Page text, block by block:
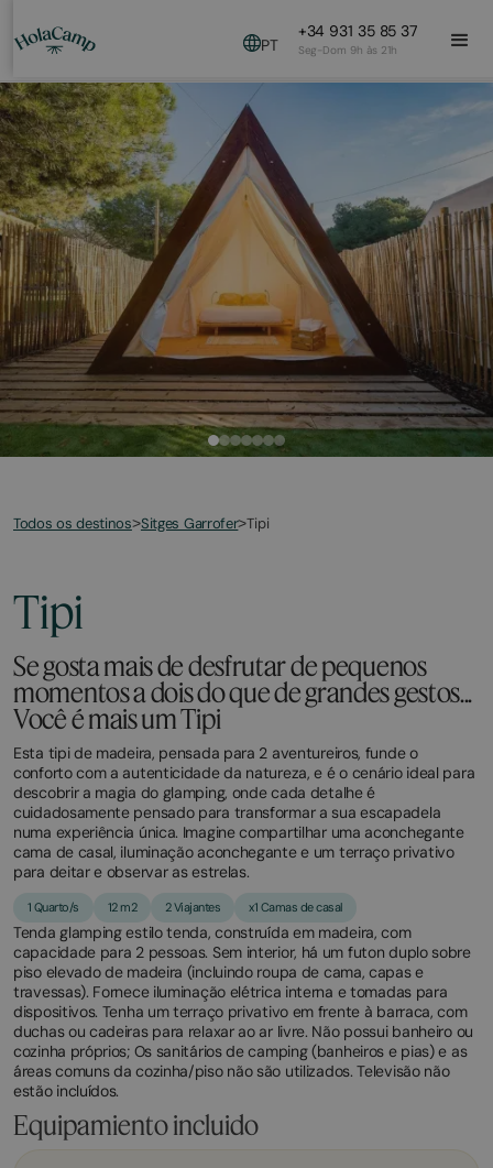
PT
+34 931 35 85 37
Seg-Dom 9h às 21h
Todos os destinos>Sitges Garrofer>Tipi
Tipi
Se gosta mais de desfrutar de pequenos
momentos a dois do que de grandes gestos...
Você é mais um Tipi
Esta tipi de madeira, pensada para 2 aventureiros, funde o
conforto com a autenticidade da natureza, e é o cenário ideal para
descobrir a magia do glamping, onde cada detalhe é
cuidadosamente pensado para transformar a sua escapadela
numa experiência única. Imagine compartilhar uma aconchegante
cama de casal, iluminação aconchegante e um terraço privativo
para deitar e observar as estrelas.
1 Quarto/s 12 m2 2 Viajantes x1 Camas de casal
Tenda glamping estilo tenda, construída em madeira, com
capacidade para 2 pessoas. Sem interior, há um futon duplo sobre
piso elevado de madeira (incluindo roupa de cama, capas e
travessas). Fornece iluminação elétrica interna e tomadas para
dispositivos. Tenha um terraço privativo em frente à barraca, com
duchas ou cadeiras para relaxar ao ar livre. Não possui banheiro ou
cozinha próprios; Os sanitários de camping (banheiros e pias) e as
áreas comuns da cozinha/piso não são utilizados. Televisão não
estão incluídos.
Equipamiento incluido